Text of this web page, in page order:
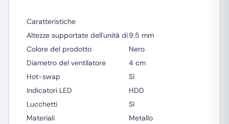
Caratteristiche
Altezze supportate dell'unità di9.5 mm
Colore del prodotto
Nero
Diametro del ventilatore
4 cm
Hot-swap
Sì
Indicatori LED
HDD
Lucchetti
Sì
Materiali
Metallo